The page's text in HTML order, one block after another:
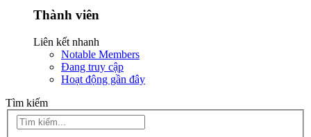
Thành viên
Liên kết nhanh
Notable Members
Đang truy cập
Hoạt động gần đây
Tìm kiếm